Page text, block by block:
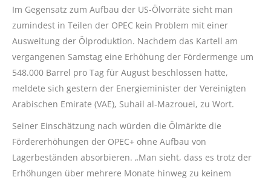
Im Gegensatz zum Aufbau der US-Ölvorräte sieht man
zumindest in Teilen der OPEC kein Problem mit einer
Ausweitung der Ölproduktion. Nachdem das Kartell am
vergangenen Samstag eine Erhöhung der Fördermenge um
548.000 Barrel pro Tag für August beschlossen hatte,
meldete sich gestern der Energieminister der Vereinigten
Arabischen Emirate (VAE), Suhail al-Mazrouei, zu Wort.
Seiner Einschätzung nach würden die Ölmärkte die
Fördererhöhungen der OPEC+ ohne Aufbau von
Lagerbeständen absorbieren. „Man sieht, dass es trotz der
Erhöhungen über mehrere Monate hinweg zu keinem